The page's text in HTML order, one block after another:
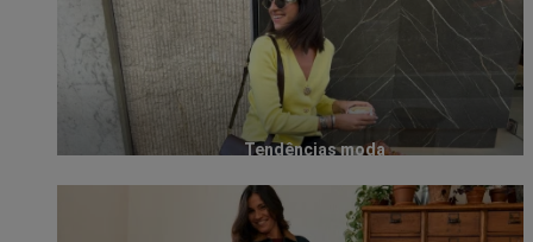
Tendências moda